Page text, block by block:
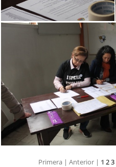
Primera | Anterior | 1 23